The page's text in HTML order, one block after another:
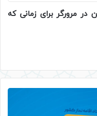
در مرورگر برای زمانی که